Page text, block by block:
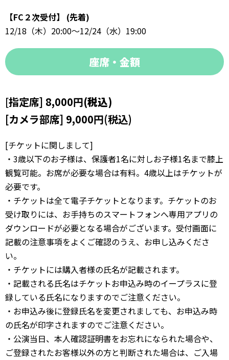
【FC２次受付】 (先着)
12/18（木）20:00～12/24（水）19:00
座席・金額
[指定席] 8,000円(税込)
[カメラ部席] 9,000円(税込)
[チケットに関しまして]
・3歳以下のお子様は、保護者1名に対しお子様1名まで膝上
観覧可能。お席が必要な場合は有料。4歳以上はチケットが
必要です。
・チケットは全て電子チケットとなります。チケットのお
受け取りには、お手持ちのスマートフォンへ専用アプリの
ダウンロードが必要となる場合がございます。受付画面に
記載の注意事項をよくご確認のうえ、お申し込みくださ
い。
・チケットには購入者様の氏名が記載されます。
・記載される氏名はチケットお申込み時のイープラスに登
録している氏名になりますのでご注意ください。
・お申込み後に登録氏名を変更されましても、お申込み時
の氏名が印字されますのでご注意ください。
・公演当日、本人確認証明書をお忘れになられた場合や、
ご登録されたお客様以外の方と判断された場合は、ご入場